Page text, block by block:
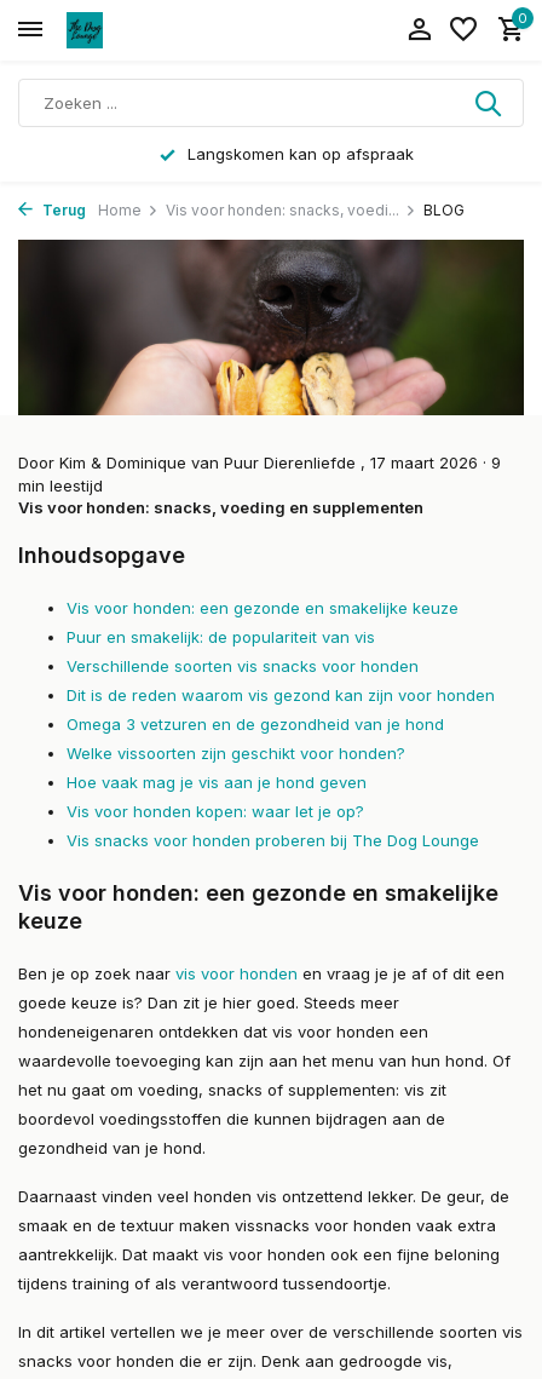
0
Langskomen kan op afspraak
Terug Home Vis voor honden: snacks, voedi... BLOG
Door Kim & Dominique van Puur Dierenliefde , 17 maart 2026 · 9
min leestijd
Vis voor honden: snacks, voeding en supplementen
Inhoudsopgave
Vis voor honden: een gezonde en smakelijke keuze
Puur en smakelijk: de populariteit van vis
Verschillende soorten vis snacks voor honden
Dit is de reden waarom vis gezond kan zijn voor honden
Omega 3 vetzuren en de gezondheid van je hond
Welke vissoorten zijn geschikt voor honden?
Hoe vaak mag je vis aan je hond geven
Vis voor honden kopen: waar let je op?
Vis snacks voor honden proberen bij The Dog Lounge
Vis voor honden: een gezonde en smakelijke
keuze
Ben je op zoek naar vis voor honden en vraag je je af of dit een
goede keuze is? Dan zit je hier goed. Steeds meer
hondeneigenaren ontdekken dat vis voor honden een
waardevolle toevoeging kan zijn aan het menu van hun hond. Of
het nu gaat om voeding, snacks of supplementen: vis zit
boordevol voedingsstoffen die kunnen bijdragen aan de
gezondheid van je hond.
Daarnaast vinden veel honden vis ontzettend lekker. De geur, de
smaak en de textuur maken vissnacks voor honden vaak extra
aantrekkelijk. Dat maakt vis voor honden ook een fijne beloning
tijdens training of als verantwoord tussendoortje.
In dit artikel vertellen we je meer over de verschillende soorten vis
snacks voor honden die er zijn. Denk aan gedroogde vis,